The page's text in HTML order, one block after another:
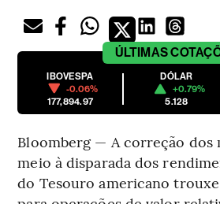
ÚLTIMAS
IBOVESPA
-0.06%
177,894.97
DÓLAR
+0.79%
5.128
Bloomberg — A correção dos
meio à disparada dos
do Tesouro americano